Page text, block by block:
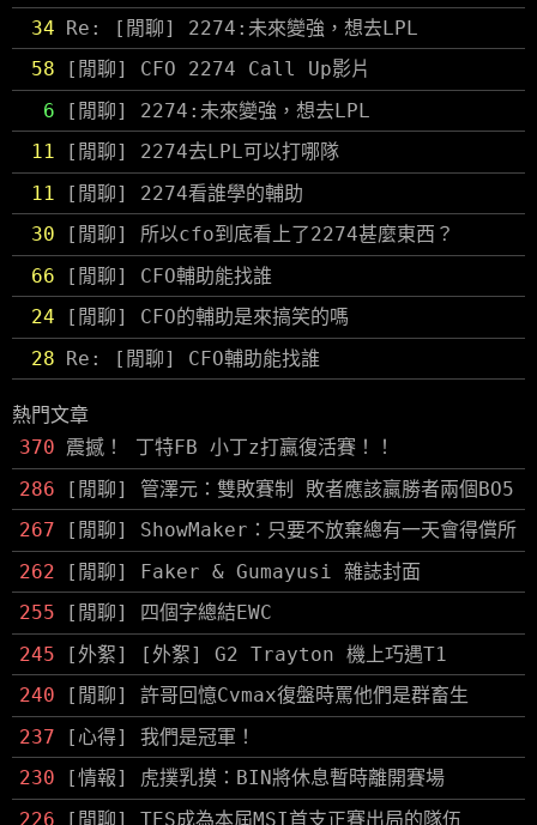
34 Re: [閒聊] 2274:未來變強，想去LPL
58
[閒聊] CFO 2274 Call Up影片
6
[閒聊] 2274:未來變強，想去LPL
11
[閒聊] 2274去LPL可以打哪隊
11
[閒聊] 2274看誰學的輔助
30
[閒聊] 所以cfo到底看上了2274甚麼東西？
66
[閒聊] CFO輔助能找誰
24
[閒聊] CFO的輔助是來搞笑的嗎
28 Re: [閒聊] CFO輔助能找誰
熱門文章
370 震撼！ 丁特FB 小丁z打贏復活賽！！
286
[閒聊] 管澤元：雙敗賽制 敗者應該贏勝者兩個BO5
267
[閒聊] ShowMaker：只要不放棄總有一天會得償所
262
[閒聊] Faker & Gumayusi 雜誌封面
255
[閒聊] 四個字總結EWC
245
[外絮] [外絮] G2 Trayton 機上巧遇T1
240
[閒聊] 許哥回憶Cvmax復盤時罵他們是群畜生
237
[心得] 我們是冠軍！
230
[情報] 虎撲乳摸：BIN將休息暫時離開賽場
226
[閒聊] TES成為本屆MSI首支正賽出局的隊伍